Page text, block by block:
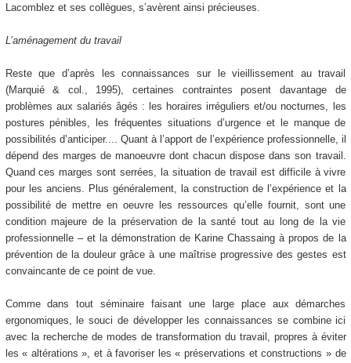
Lacomblez et ses collègues, s’avèrent ainsi précieuses.
L’aménagement du travail
Reste que d’après les connaissances sur le vieillissement au travail
(Marquié & col., 1995), certaines contraintes posent davantage de
problèmes aux salariés âgés : les horaires irréguliers et/ou nocturnes, les
postures pénibles, les fréquentes situations d’urgence et le manque de
possibilités d’anticiper.... Quant à l’apport de l’expérience professionnelle, il
dépend des marges de manoeuvre dont chacun dispose dans son travail.
Quand ces marges sont serrées, la situation de travail est difficile à vivre
pour les anciens. Plus généralement, la construction de l’expérience et la
possibilité de mettre en oeuvre les ressources qu’elle fournit, sont une
condition majeure de la préservation de la santé tout au long de la vie
professionnelle – et la démonstration de Karine Chassaing à propos de la
prévention de la douleur grâce à une maîtrise progressive des gestes est
convaincante de ce point de vue.
Comme dans tout séminaire faisant une large place aux démarches
ergonomiques, le souci de développer les connaissances se combine ici
avec la recherche de modes de transformation du travail, propres à éviter
les « altérations », et à favoriser les « préservations et constructions » de